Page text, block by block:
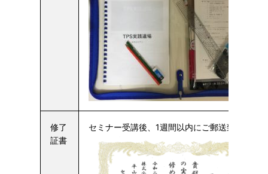
修了
証書
セミナー受講後、1週間以内にご郵送致します。